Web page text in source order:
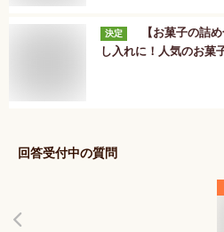
決定
【お菓子の詰
し入れに！人気のお菓
回答受付中の質問